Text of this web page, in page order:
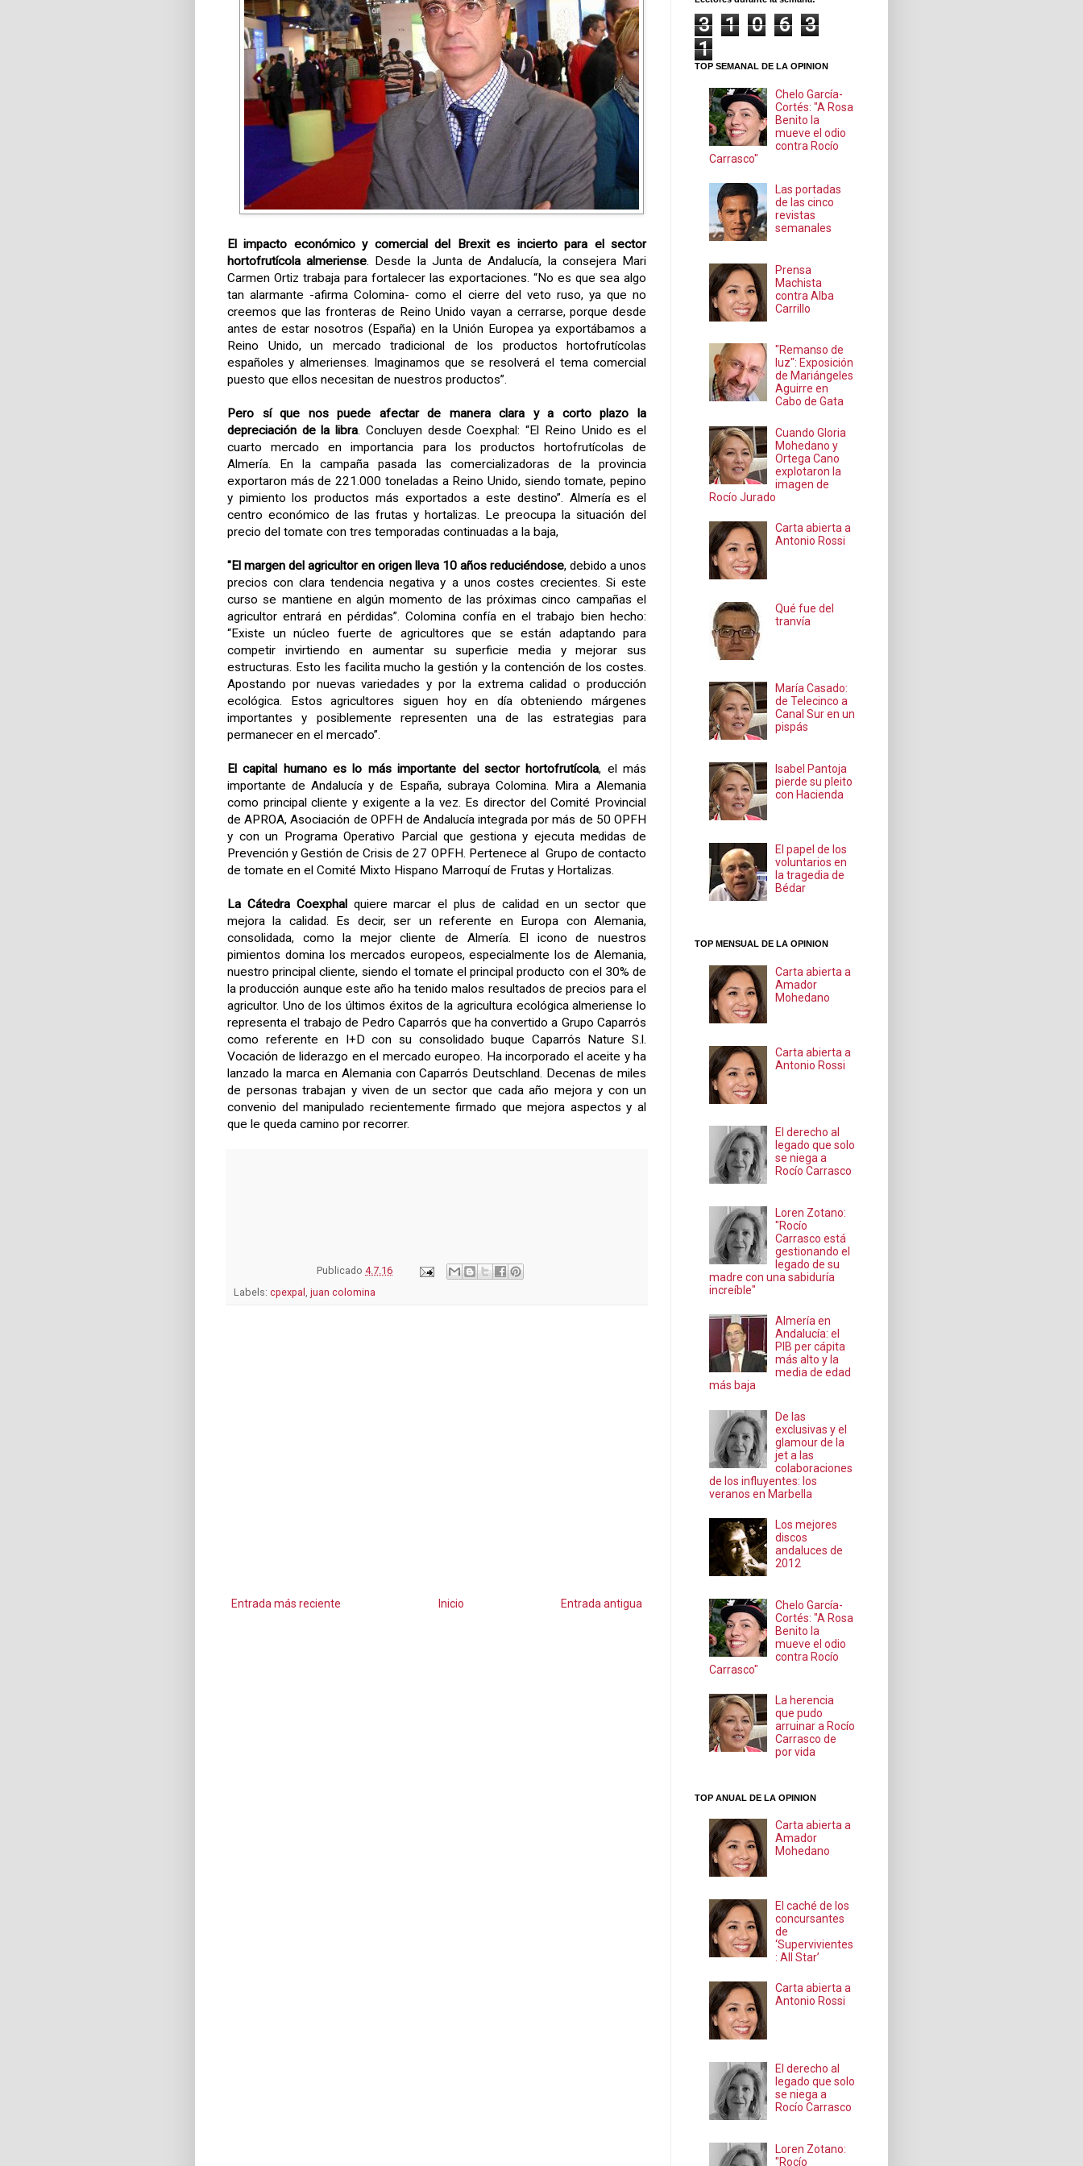
El impacto económico y comercial del Brexit es incierto para el sector
hortofrutícola almeriense. Desde la Junta de Andalucía, la consejera Mari
Carmen Ortiz trabaja para fortalecer las exportaciones. “No es que sea algo
tan alarmante -afirma Colomina- como el cierre del veto ruso, ya que no
creemos que las fronteras de Reino Unido vayan a cerrarse, porque desde
antes de estar nosotros (España) en la Unión Europea ya exportábamos a
Reino Unido, un mercado tradicional de los productos hortofrutícolas
españoles y almerienses. Imaginamos que se resolverá el tema comercial
puesto que ellos necesitan de nuestros productos”.
Pero sí que nos puede afectar de manera clara y a corto plazo la
depreciación de la libra. Concluyen desde Coexphal: “El Reino Unido es el
cuarto mercado en importancia para los productos hortofrutícolas de
Almería. En la campaña pasada las comercializadoras de la provincia
exportaron más de 221.000 toneladas a Reino Unido, siendo tomate, pepino
y pimiento los productos más exportados a este destino”. Almería es el
centro económico de las frutas y hortalizas. Le preocupa la situación del
precio del tomate con tres temporadas continuadas a la baja,
"El margen del agricultor en origen lleva 10 años reduciéndose, debido a unos
precios con clara tendencia negativa y a unos costes crecientes. Si este
curso se mantiene en algún momento de las próximas cinco campañas el
agricultor entrará en pérdidas”. Colomina confía en el trabajo bien hecho:
“Existe un núcleo fuerte de agricultores que se están adaptando para
competir invirtiendo en aumentar su superficie media y mejorar sus
estructuras. Esto les facilita mucho la gestión y la contención de los costes.
Apostando por nuevas variedades y por la extrema calidad o producción
ecológica. Estos agricultores siguen hoy en día obteniendo márgenes
importantes y posiblemente representen una de las estrategias para
permanecer en el mercado”.
El capital humano es lo más importante del sector hortofrutícola, el más
importante de Andalucía y de España, subraya Colomina. Mira a Alemania
como principal cliente y exigente a la vez. Es director del Comité Provincial
de APROA, Asociación de OPFH de Andalucía integrada por más de 50 OPFH
y con un Programa Operativo Parcial que gestiona y ejecuta medidas de
Prevención y Gestión de Crisis de 27 OPFH. Pertenece al Grupo de contacto
de tomate en el Comité Mixto Hispano Marroquí de Frutas y Hortalizas.
La Cátedra Coexphal
quiere marcar el plus de calidad en un sector que
mejora la calidad. Es decir, ser un referente en Europa con Alemania,
consolidada, como la mejor cliente de Almería. El icono de nuestros
pimientos domina los mercados europeos, especialmente los de Alemania,
nuestro principal cliente, siendo el tomate el principal producto con el 30% de
la producción aunque este año ha tenido malos resultados de precios para el
agricultor. Uno de los últimos éxitos de la agricultura ecológica almeriense lo
representa el trabajo de Pedro Caparrós que ha convertido a Grupo Caparrós
como referente en I+D con su consolidado buque Caparrós Nature S.l.
Vocación de liderazgo en el mercado europeo. Ha incorporado el aceite y ha
lanzado la marca en Alemania con Caparrós Deutschland. Decenas de miles
de personas trabajan y viven de un sector que cada año mejora y con un
convenio del manipulado recientemente firmado que mejora aspectos y al
que le queda camino por recorrer.
Publicado 4.7.16
Labels: cpexpal , juan colomina
Entrada más reciente Entrada antigua
Inicio
3 1 0 6
3
1
TOP SEMANAL DE LA OPINION
Chelo García-
Cortés: "A Rosa
Benito la
mueve el odio
contra Rocío
Carrasco"
Las portadas
de las cinco
revistas
semanales
Prensa
Machista
contra Alba
Carrillo
"Remanso de
luz": Exposición
de Mariángeles
Aguirre en
Cabo de Gata
Cuando Gloria
Mohedano y
Ortega Cano
explotaron la
imagen de
Rocío Jurado
Carta abierta a
Antonio Rossi
Qué fue del
tranvía
María Casado:
de Telecinco a
Canal Sur en un
pispás
Isabel Pantoja
pierde su pleito
con Hacienda
El papel de los
voluntarios en
la tragedia de
Bédar
TOP MENSUAL DE LA OPINION
Carta abierta a
Amador
Mohedano
Carta abierta a
Antonio Rossi
El derecho al
legado que solo
se niega a
Rocío Carrasco
Loren Zotano:
"Rocío
Carrasco está
gestionando el
legado de su
madre con una sabiduría
increíble"
Almería en
Andalucía: el
PIB per cápita
más alto y la
media de edad
más baja
De las
exclusivas y el
glamour de la
jet a las
colaboraciones
de los influyentes: los
veranos en Marbella
Los mejores
discos
andaluces de
2012
Chelo García-
Cortés: "A Rosa
Benito la
mueve el odio
contra Rocío
Carrasco"
La herencia
que pudo
arruinar a Rocío
Carrasco de
por vida
TOP ANUAL DE LA OPINION
Carta abierta a
Amador
Mohedano
El caché de los
concursantes
de
‘Supervivientes
: All Star’
Carta abierta a
Antonio Rossi
El derecho al
legado que solo
se niega a
Rocío Carrasco
Loren Zotano:
"Rocío